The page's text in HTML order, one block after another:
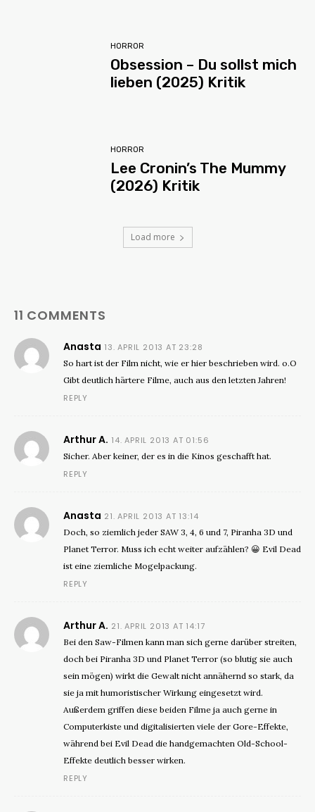
HORROR
Obsession – Du sollst mich
lieben (2025) Kritik
HORROR
Lee Cronin’s The Mummy
(2026) Kritik
Load more
11 COMMENTS
Anasta 13. APRIL 2013 AT 23:28
So hart ist der Film nicht, wie er hier beschrieben wird. o.O
Gibt deutlich härtere Filme, auch aus den letzten Jahren!
REPLY
Arthur A. 14. APRIL 2013 AT 01:56
Sicher. Aber keiner, der es in die Kinos geschafft hat.
REPLY
Anasta 21. APRIL 2013 AT 13:14
Doch, so ziemlich jeder SAW 3, 4, 6 und 7, Piranha 3D und
Planet Terror. Muss ich echt weiter aufzählen? 😀 Evil Dead
ist eine ziemliche Mogelpackung.
REPLY
Arthur A. 21. APRIL 2013 AT 14:17
Bei den Saw-Filmen kann man sich gerne darüber streiten,
doch bei Piranha 3D und Planet Terror (so blutig sie auch
sein mögen) wirkt die Gewalt nicht annähernd so stark, da
sie ja mit humoristischer Wirkung eingesetzt wird.
Außerdem griffen diese beiden Filme ja auch gerne in
Computerkiste und digitalisierten viele der Gore-Effekte,
während bei Evil Dead die handgemachten Old-School-
Effekte deutlich besser wirken.
REPLY